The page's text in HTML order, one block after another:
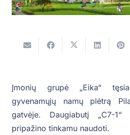
Įmonių grupė „Eika“
gyvenamųjų namų plėtrą
gatvėje. Daugiabutį „C7-1“
pripažino tinkamu naudoti.